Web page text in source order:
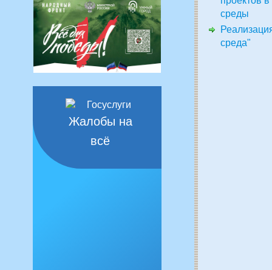
Жалобы на
всё
среды
среда"